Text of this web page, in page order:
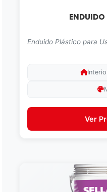
Enduido Plástico para
Ver